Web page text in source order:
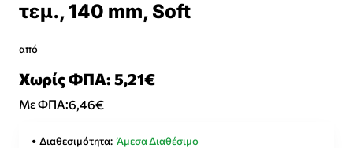
τεμ., 140 mm, Soft
από
Με ΦΠΑ:6,46€
Χωρίς ΦΠΑ: 5,21€
Διαθεσιμότητα: Άμεσα Διαθέσιμο